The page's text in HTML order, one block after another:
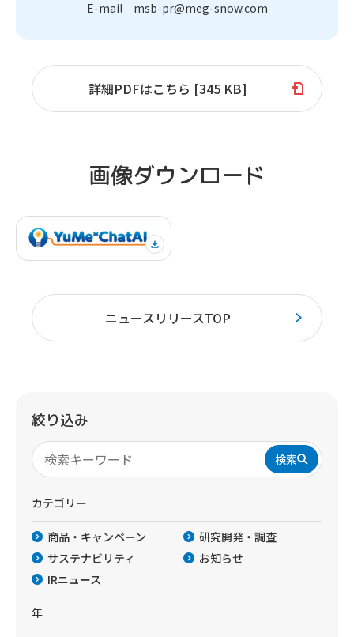
E-mail msb-pr@meg-snow.com
詳細PDFはこちら [345 KB]
画像ダウンロード
ニュースリリースTOP
絞り込み
検索
カテゴリー
商品・キャンペーン
研究開発・調査
サステナビリティ
お知らせ
IRニュース
年